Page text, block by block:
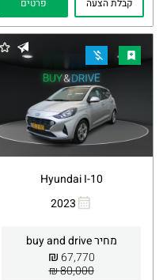
קבלת הצעה פרטים
Hyundai I-10
2023
מחיר buy and drive
67,770
₪
80,000 ₪
Whatsapp